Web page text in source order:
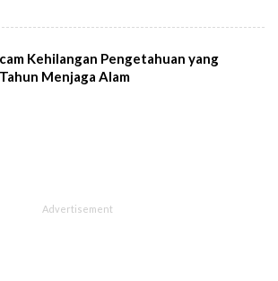
Kehilangan Pengetahuan yang
Menjaga Alam